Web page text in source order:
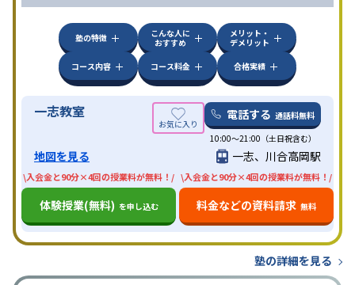
塾の特徴
こんな人に
おすすめ
メリット・
デメリット
コース内容
コース料金 合格実績
一志教室 電話する 通話料無料
10:00〜21:00（土日祝含む）
地図を見る 一志、川合高岡駅
\入会金と90分×4回の授業料が無料！/
体験授業(無料) を申し込む
\入会金と90分×4回の授業料が無料！/
料金などの資料請求 無料
塾の詳細を見る